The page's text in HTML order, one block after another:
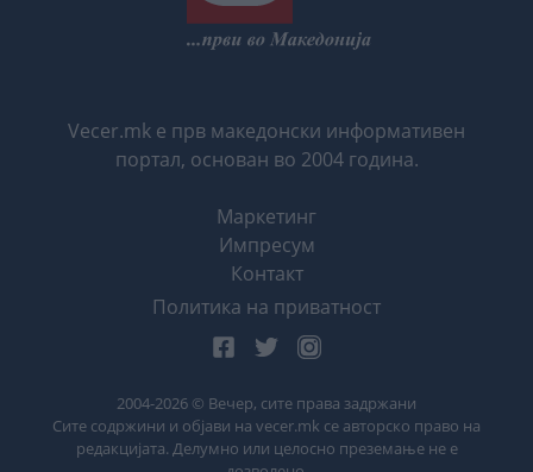
Vecer.mk е прв македонски информативен
портал, основан во 2004 година.
Маркетинг
Импресум
Контакт
Политика на приватност
2004-2026 © Вечер, сите права задржани
Сите содржини и објави на vecer.mk се авторско право на
редакцијата. Делумно или целосно преземање не е